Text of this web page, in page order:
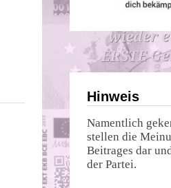
Hinweis
Namentlich
stellen die
Beitrages dar
der Partei.